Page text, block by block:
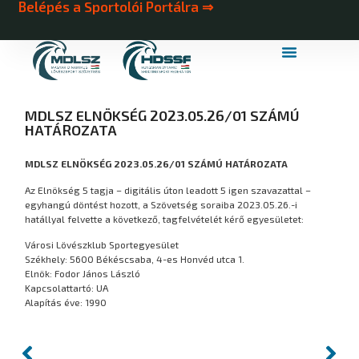
Belépés a Sportolói Portálra ⇒
MDLSZ ELNÖKSÉG 2023.05.26/01 SZÁMÚ
HATÁROZATA
MDLSZ ELNÖKSÉG 2023.05.26/01 SZÁMÚ HATÁROZATA
Az Elnökség 5 tagja – digitális úton leadott 5 igen szavazattal –
egyhangú döntést hozott, a Szövetség soraiba 2023.05.26.-i
hatállyal felvette a következő, tagfelvételét kérő egyesületet:
Városi Lövészklub Sportegyesület
Székhely: 5600 Békéscsaba, 4-es Honvéd utca 1.
Elnök: Fodor János László
Kapcsolattartó: UA
Alapítás éve: 1990